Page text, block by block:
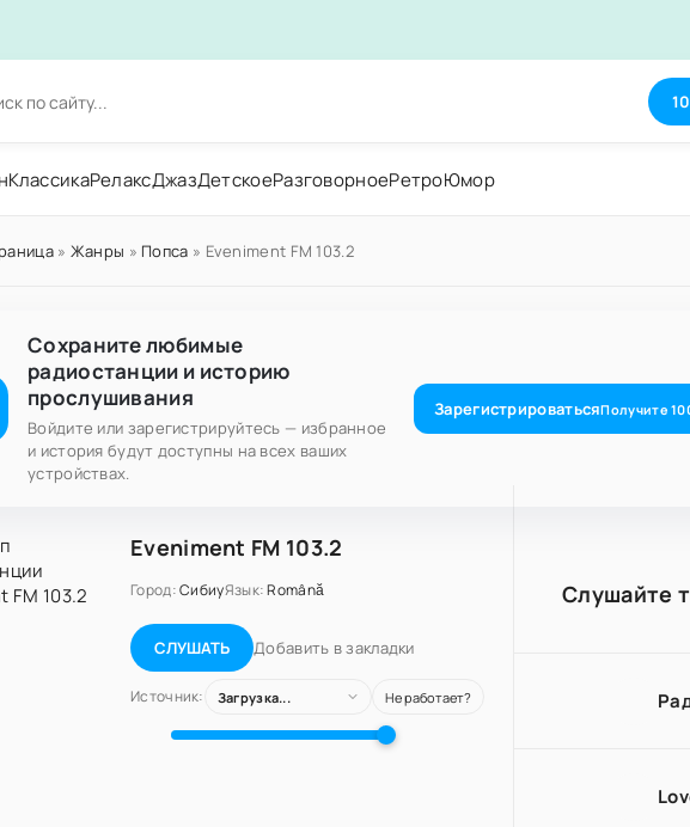
КлассикаРелаксДжазДетскоеРазговорноеРетроЮмор
» Жанры » Попса » Eveniment FM 103.2
Сохраните любимые
радиостанции и историю
прослушивания
Войдите или зарегистрируйтесь — избранное
и история будут доступны на всех ваших
устройствах.
ЗарегистрироватьсяПолучите
Eveniment FM 103.2
Город:СибиуЯзык: Română
СЛУШАТЬ Добавить в закладки
Источник: Загрузка... Не работает?
Слушайте